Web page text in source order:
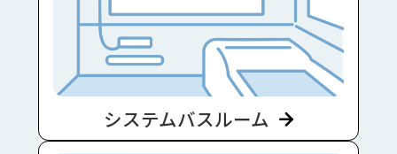
システムバスルーム